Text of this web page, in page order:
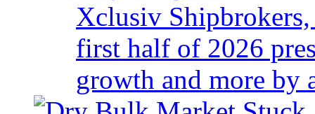
Xclusiv
first half of 2026
growth and more